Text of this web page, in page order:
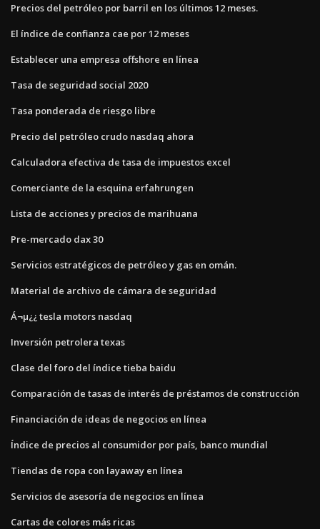
Precios del petróleo por barril en los últimos 12 meses.
El índice de confianza cae por 12 meses
Establecer una empresa offshore en línea
Tasa de seguridad social 2020
Tasa ponderada de riesgo libre
Precio del petróleo crudo nasdaq ahora
Calculadora efectiva de tasa de impuestos excel
Comerciante de la esquina erfahrungen
Lista de acciones y precios de marihuana
Pre-mercado dax 30
Servicios estratégicos de petróleo y gas en omán.
Material de archivo de cámara de seguridad
Á¬µ¿¿ tesla motors nasdaq
Inversión petrolera texas
Clase del foro del índice tieba baidu
Comparación de tasas de interés de préstamos de construcción
Financiación de ideas de negocios en línea
Índice de precios al consumidor por país, banco mundial
Tiendas de ropa con layaway en línea
Servicios de asesoría de negocios en línea
Cartas de colores más ricas